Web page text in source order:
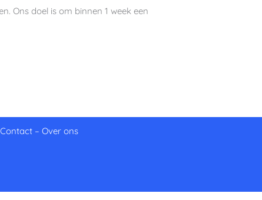
Ons doel is om binnen 1 week een
Contact – Over ons